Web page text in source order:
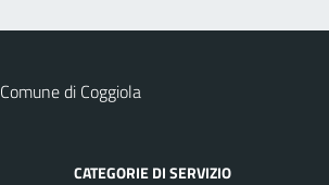
Comune di Coggiola
CATEGORIE DI SERVIZIO